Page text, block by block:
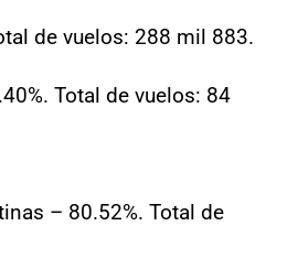
de vuelos: 288 mil 883.
Total de vuelos: 84
– 80.52%. Total de